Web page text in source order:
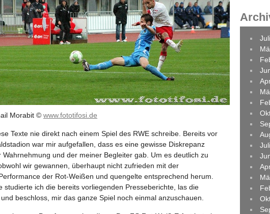
Morabit © www.fototifosi.de
Texte nie direkt nach einem Spiel des RWE schreibe. Bereits vor
war mir aufgefallen, dass es eine gewisse Diskrepanz
Wahrnehmung und der meiner Begleiter gab. Um es deutlich zu
wir gewannen, überhaupt nicht zufrieden mit der
der Rot-Weißen und quengelte entsprechend herum.
studierte ich die bereits vorliegenden Presseberichte, las die
beschloss, mir das ganze Spiel noch einmal anzuschauen.